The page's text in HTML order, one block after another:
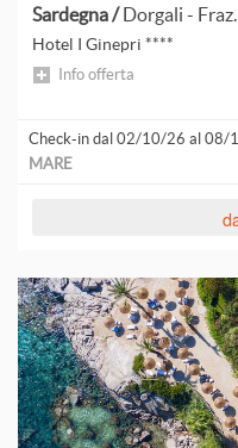
Sardegna /Dorgali -
Hotel I Ginepri ****
Info offerta
Check-in dal 02/10/26 al 08/
MARE